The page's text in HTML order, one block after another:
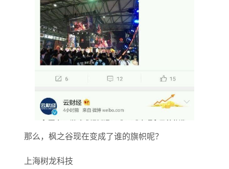
那么，枫之谷现在变成了谁的旗帜呢？
上海树龙科技